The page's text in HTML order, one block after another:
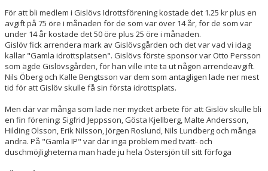
BOULE
STÖTTA GISLÖVS IF
SPONSRING
VÅRA LAG & LEDARE
LEDARSIDOR
För att bli medlem i Gislövs Idrottsförening kostade det 1.25 kr plus en
avgift på 75 öre i månaden för de som var över 14 år, för de som var
under 14 år kostade det 50 öre plus 25 öre i månaden.
Gislöv fick arrendera mark av Gislövsgården och det var vad vi idag
kallar "Gamla idrottsplatsen". Gislövs förste sponsor var Otto Persson
som ägde Gislövsgården, för han ville inte ta ut någon arrendeavgift.
Nils Öberg och Kalle Bengtsson var dem som antagligen lade ner mest
tid för att Gislöv skulle få sin första idrottsplats.
Men där var många som lade ner mycket arbete för att Gislöv skulle bli
en fin förening: Sigfrid Jeppsson, Gösta Kjellberg, Malte Andersson,
Hilding Olsson, Erik Nilsson, Jörgen Roslund, Nils Lundberg och många
andra. På "Gamla IP" var där inga problem med tvätt- och
duschmöjligheterna man hade ju hela Östersjön till sitt förfoga